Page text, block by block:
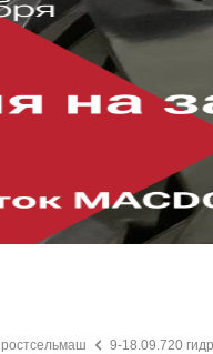
ростсельмаш 9-18.09.720